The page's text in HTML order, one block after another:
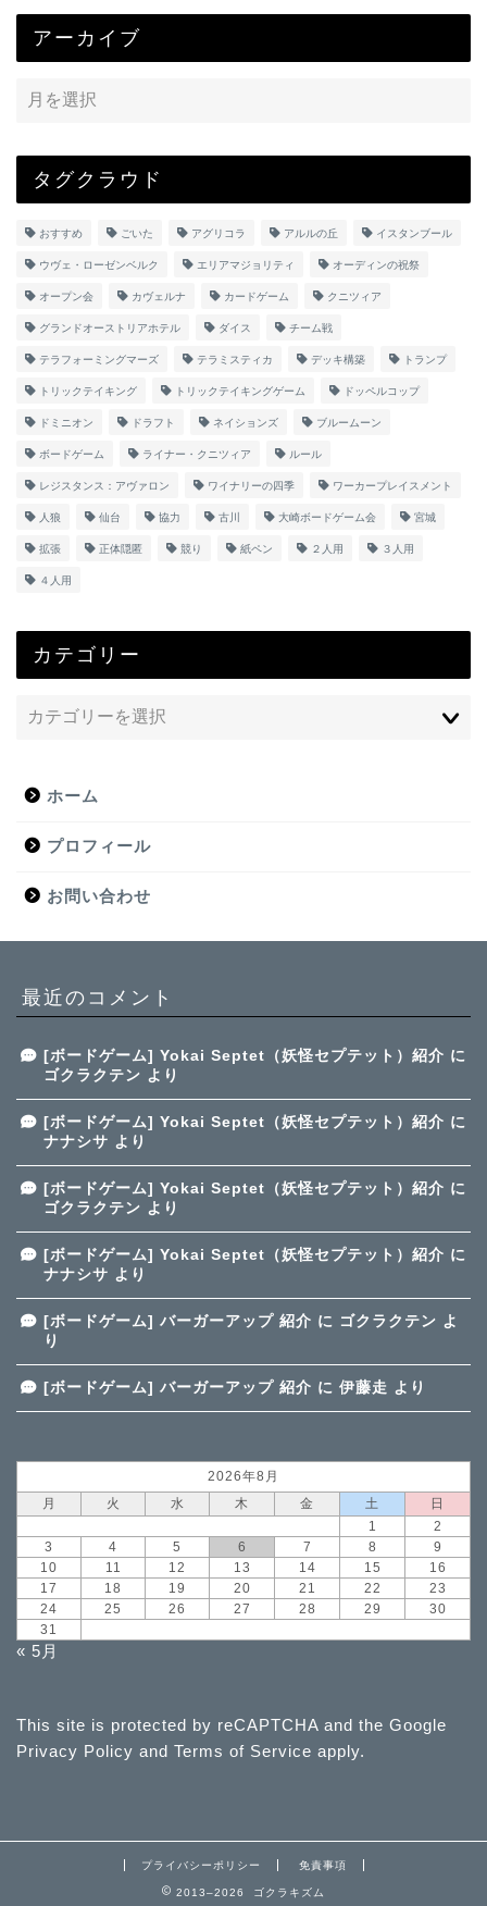
アーカイブ
タグクラウド
おすすめ ごいた アグリコラ アルルの丘 イスタンブール
ウヴェ・ローゼンベルク エリアマジョリティ オーディンの祝祭
オープン会 カヴェルナ カードゲーム クニツィア
グランドオーストリアホテル ダイス チーム戦
テラフォーミングマーズ テラミスティカ デッキ構築 トランプ
トリックテイキング トリックテイキングゲーム ドッペルコップ
ドミニオン ドラフト ネイションズ ブルームーン
ボードゲーム ライナー・クニツィア ルール
レジスタンス：アヴァロン ワイナリーの四季 ワーカープレイスメント
人狼 仙台 協力 古川 大崎ボードゲーム会 宮城
拡張 正体隠匿 競り 紙ペン ２人用 ３人用
４人用
カテゴリー
ホーム
プロフィール
お問い合わせ
最近のコメント
[ボードゲーム] Yokai Septet（妖怪セプテット）紹介 に
ゴクラクテン より
[ボードゲーム] Yokai Septet（妖怪セプテット）紹介 に
ナナシサ より
[ボードゲーム] Yokai Septet（妖怪セプテット）紹介 に
ゴクラクテン より
[ボードゲーム] Yokai Septet（妖怪セプテット）紹介 に
ナナシサ より
[ボードゲーム] バーガーアップ 紹介 に ゴクラクテン よ
り
[ボードゲーム] バーガーアップ 紹介 に 伊藤走 より
2026年8月
月
火 水 木 金 土
日
1
2
3
4 5 6 7 8
9
10
11 12 13 14 15
16
17
18 19 20 21 22
23
24
25 26 27 28 29
30
31
« 5月
This site is protected by reCAPTCHA and the Google
Privacy Policy and Terms of Service apply.
プライバシーポリシー 免責事項
2013–2026 ゴクラキズム